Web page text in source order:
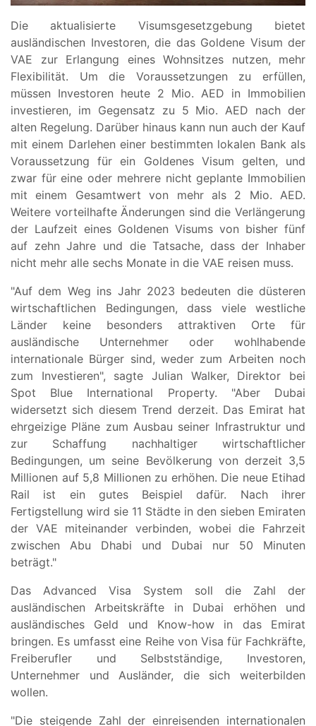
Die aktualisierte Visumsgesetzgebung bietet
ausländischen Investoren, die das Goldene Visum der
VAE zur Erlangung eines Wohnsitzes nutzen, mehr
Flexibilität. Um die Voraussetzungen zu erfüllen,
müssen Investoren heute 2 Mio. AED in Immobilien
investieren, im Gegensatz zu 5 Mio. AED nach der
alten Regelung. Darüber hinaus kann nun auch der Kauf
mit einem Darlehen einer bestimmten lokalen Bank als
Voraussetzung für ein Goldenes Visum gelten, und
zwar für eine oder mehrere nicht geplante Immobilien
mit einem Gesamtwert von mehr als 2 Mio. AED.
Weitere vorteilhafte Änderungen sind die Verlängerung
der Laufzeit eines Goldenen Visums von bisher fünf
auf zehn Jahre und die Tatsache, dass der Inhaber
nicht mehr alle sechs Monate in die VAE reisen muss.
"Auf dem Weg ins Jahr 2023 bedeuten die düsteren
wirtschaftlichen Bedingungen, dass viele westliche
Länder keine besonders attraktiven Orte für
ausländische Unternehmer oder wohlhabende
internationale Bürger sind, weder zum Arbeiten noch
zum Investieren", sagte Julian Walker, Direktor bei
Spot Blue International Property. "Aber Dubai
widersetzt sich diesem Trend derzeit. Das Emirat hat
ehrgeizige Pläne zum Ausbau seiner Infrastruktur und
zur Schaffung nachhaltiger wirtschaftlicher
Bedingungen, um seine Bevölkerung von derzeit 3,5
Millionen auf 5,8 Millionen zu erhöhen. Die neue Etihad
Rail ist ein gutes Beispiel dafür. Nach ihrer
Fertigstellung wird sie 11 Städte in den sieben Emiraten
der VAE miteinander verbinden, wobei die Fahrzeit
zwischen Abu Dhabi und Dubai nur 50 Minuten
beträgt."
Das Advanced Visa System soll die Zahl der
ausländischen Arbeitskräfte in Dubai erhöhen und
ausländisches Geld und Know-how in das Emirat
bringen. Es umfasst eine Reihe von Visa für Fachkräfte,
Freiberufler und Selbstständige, Investoren,
Unternehmer und Ausländer, die sich weiterbilden
wollen.
"Die steigende Zahl der einreisenden internationalen